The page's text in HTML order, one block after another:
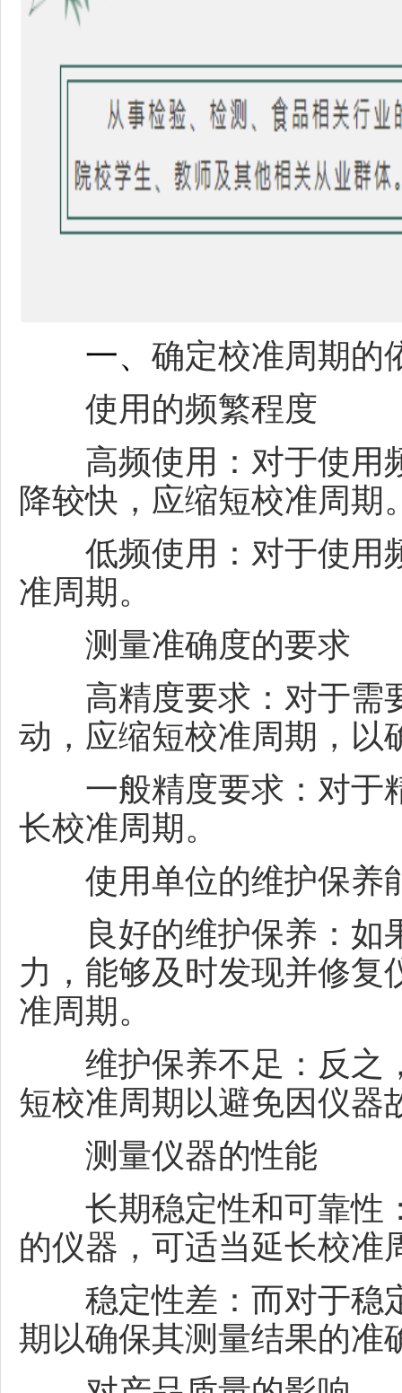
一、 确定校准周期的
使用的频繁程度
高频使用：对于使用
降较快，应缩短校准周期
低频使用：对于使用
准周期。
测量准确度的要求
高精度要求：对于需
动，应缩短校准周期，以
一般精度要求：对于
长校准周期。
使用单位的维护保养
良好的维护保养：如
力，能够及时发现并修复
准周期。
维护保养不足：反之
短校准周期以避免因仪器
测量仪器的性能
长期稳定性和可靠性
的仪器，可适当延长校准
稳定性差：而对于稳
期以确保其测量结果的准